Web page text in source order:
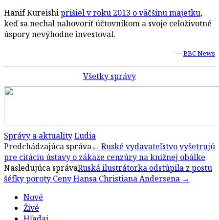
Hanif Kureishiprišiel v roku 2013 o väčšinu majetku,
keď sa nechal nahovoriť účtovníkom a svoje celoživotné
úspory nevýhodne investoval.
—BBC News
Všetky správy
Správy a aktualityĽudia
Post
navigation
Predchádzajúca správa← Ruské vydavateľstvo vyšetrujú
pre citáciu ústavy o zákaze cenzúry na knižnej obálke
Nasledujúca správaRuská ilustrátorka odstúpila z postu
šéfky poroty Ceny Hansa Christiana Andersena →
Nové
Živé